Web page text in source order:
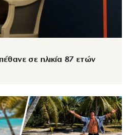
σε ηλικία 87 ετών